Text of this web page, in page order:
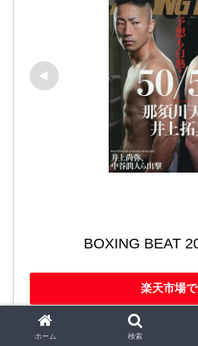
BOXING BEAT
楽天市場
Amazonで
ホーム 検索